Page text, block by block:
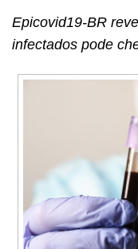
Epicovid19-BR
infectados pode